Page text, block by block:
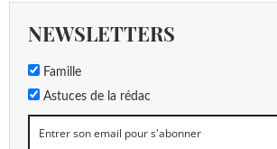
NEWSLETTERS
Famille
Astuces de la rédac